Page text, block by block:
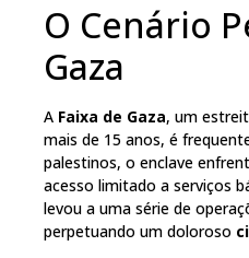
O Cenário
Gaza
A Faixa de Gaza, um
mais de 15 anos, é
palestinos, o enclave
acesso limitado a serviços
levou a uma série de
perpetuando um doloroso